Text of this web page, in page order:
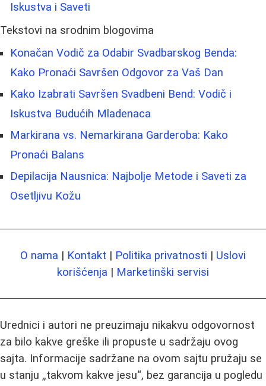
Iskustva i Saveti
Tekstovi na srodnim blogovima
Konačan Vodič za Odabir Svadbarskog Benda:
Kako Pronaći Savršen Odgovor za Vaš Dan
Kako Izabrati Savršen Svadbeni Bend: Vodič i
Iskustva Budućih Mladenaca
Markirana vs. Nemarkirana Garderoba: Kako
Pronaći Balans
Depilacija Nausnica: Najbolje Metode i Saveti za
Osetljivu Kožu
O nama | Kontakt | Politika privatnosti | Uslovi
korišćenja | Marketinški servisi
Urednici i autori ne preuzimaju nikakvu odgovornost
za bilo kakve greške ili propuste u sadržaju ovog
sajta. Informacije sadržane na ovom sajtu pružaju se
u stanju „takvom kakve jesu“, bez garancija u pogledu